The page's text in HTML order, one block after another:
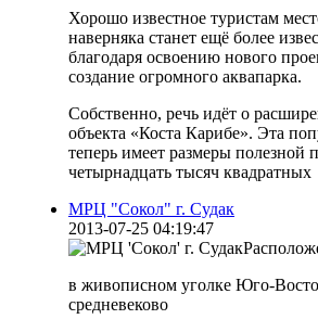
Хорошо известное туристам
наверняка станет ещё более
благодаря освоению нового
создание огромного аквапарка.
Собственно, речь идёт о
объекта «Коста Карибе». Эта
теперь имеет размеры
четырнадцать тысяч квадратных
МРЦ "Сокол" г. Судак
2013-07-25 04:19:47
в живописном уголке Юго-
средневеково